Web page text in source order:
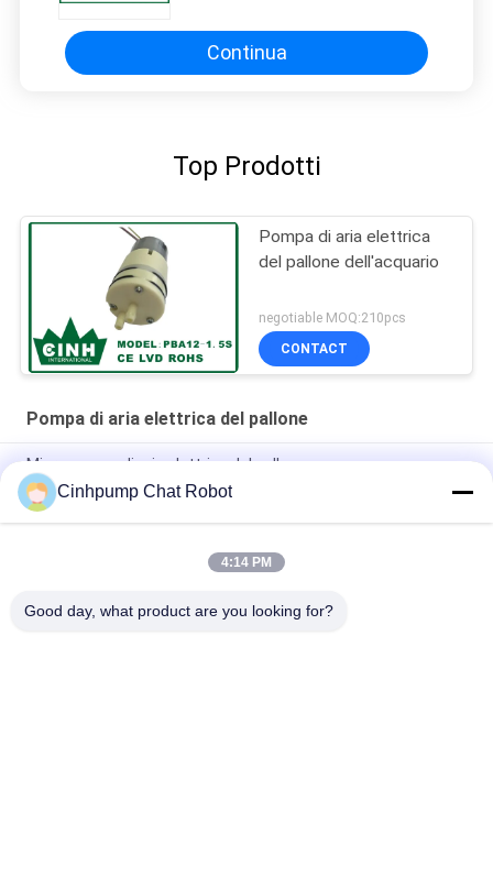
Continua
Top Prodotti
Pompa di aria elettrica
del pallone dell'acquario
negotiable MOQ:210pcs
CONTACT
Pompa di aria elettrica del pallone
Micro pompa di aria elettrica del pallone
Pulsometri elettrici di CC della pompa di aria del pallone
dell'acquario 12V 1.5L/m. di 90KPA
pompe di aria elettriche di CC della pompa di aria del pallone
Cinhpump Chat Robot
4:14 PM
Good day, what product are you looking for?